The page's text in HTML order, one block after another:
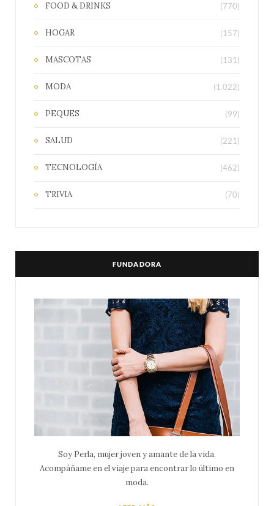
FOOD & DRINKS (770)
HOGAR (157)
MASCOTAS (131)
MODA (1.022)
PEQUES (99)
SALUD (221)
TECNOLOGÍA (462)
TRIVIA (70)
FUNDADORA
Soy Perla, mujer joven y amante de la vida.
Acompáñame en el viaje para encontrar lo último en
moda.